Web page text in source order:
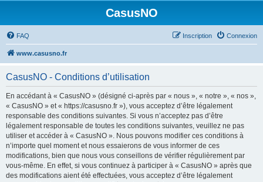
CasusNO
FAQ Connexion
Inscription
www.casusno.fr
CasusNO - Conditions d’utilisation
En accédant à « CasusNO » (désigné ci-après par « nous », « notre », « nos »,
« CasusNO » et « https://casusno.fr »), vous acceptez d’être légalement
responsable des conditions suivantes. Si vous n’acceptez pas d’être
légalement responsable de toutes les conditions suivantes, veuillez ne pas
utiliser et accéder à « CasusNO ». Nous pouvons modifier ces conditions à
n’importe quel moment et nous essaierons de vous informer de ces
modifications, bien que nous vous conseillons de vérifier régulièrement par
vous-même. En effet, si vous continuez à participer à « CasusNO » après que
des modifications aient été effectuées, vous acceptez d’être légalement